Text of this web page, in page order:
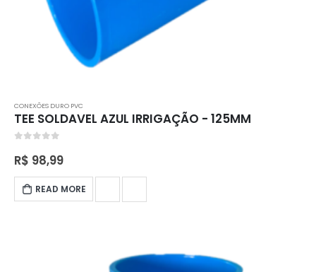
CONEXÕES DURO PVC
TEE SOLDAVEL AZUL IRRIGAÇÃO - 125MM
R$ 98,99
READ MORE